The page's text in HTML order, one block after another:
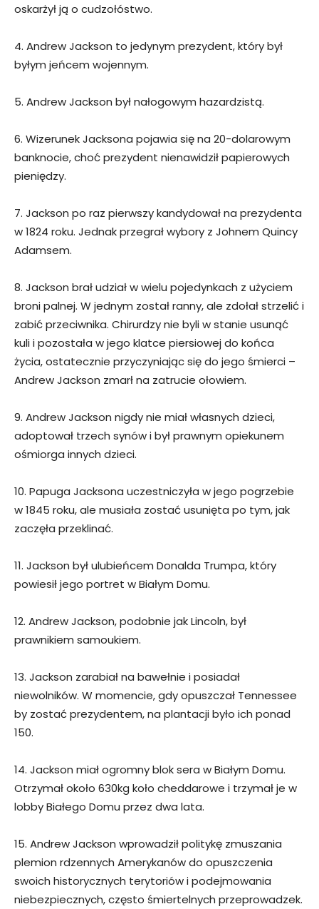
oskarżył ją o cudzołóstwo.
4. Andrew Jackson to jedynym prezydent, który był
byłym jeńcem wojennym.
5. Andrew Jackson był nałogowym hazardzistą.
6. Wizerunek Jacksona pojawia się na 20-dolarowym
banknocie, choć prezydent nienawidził papierowych
pieniędzy.
7. Jackson po raz pierwszy kandydował na prezydenta
w 1824 roku. Jednak przegrał wybory z Johnem Quincy
Adamsem.
8. Jackson brał udział w wielu pojedynkach z użyciem
broni palnej. W jednym został ranny, ale zdołał strzelić i
zabić przeciwnika. Chirurdzy nie byli w stanie usunąć
kuli i pozostała w jego klatce piersiowej do końca
życia, ostatecznie przyczyniając się do jego śmierci –
Andrew Jackson zmarł na zatrucie ołowiem.
9. Andrew Jackson nigdy nie miał własnych dzieci,
adoptował trzech synów i był prawnym opiekunem
ośmiorga innych dzieci.
10. Papuga Jacksona uczestniczyła w jego pogrzebie
w 1845 roku, ale musiała zostać usunięta po tym, jak
zaczęła przeklinać.
11. Jackson był ulubieńcem Donalda Trumpa, który
powiesił jego portret w Białym Domu.
12. Andrew Jackson, podobnie jak Lincoln, był
prawnikiem samoukiem.
13. Jackson zarabiał na bawełnie i posiadał
niewolników. W momencie, gdy opuszczał Tennessee
by zostać prezydentem, na plantacji było ich ponad
150.
14. Jackson miał ogromny blok sera w Białym Domu.
Otrzymał około 630kg koło cheddarowe i trzymał je w
lobby Białego Domu przez dwa lata.
15. Andrew Jackson wprowadził politykę zmuszania
plemion rdzennych Amerykanów do opuszczenia
swoich historycznych terytoriów i podejmowania
niebezpiecznych, często śmiertelnych przeprowadzek.